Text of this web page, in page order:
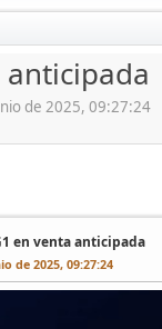
anticipada
de 2025, 09:27:24
en venta anticipada
de 2025, 09:27:24